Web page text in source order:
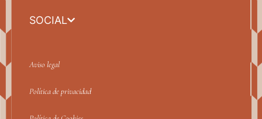
SOCIAL
Aviso legal
Política de privacidad